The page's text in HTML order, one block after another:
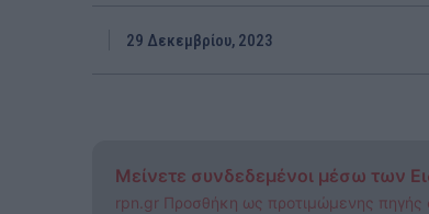
29 Δεκεμβρίου, 2023
Μείνετε συνδεδεμένοι μέσω των
rpn.gr Προσθήκη ως προτιμώμενης πηγής